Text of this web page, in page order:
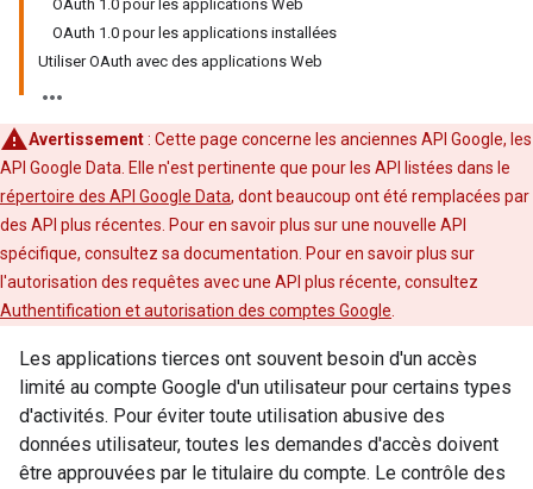
OAuth 1.0 pour les applications Web
OAuth 1.0 pour les applications installées
Utiliser OAuth avec des applications Web
Avertissement: Cette page concerne les anciennes API Google, les
API Google Data. Elle n'est pertinente que pour les API listées dans le
répertoire des API Google Data, dont beaucoup ont été remplacées par
des API plus récentes. Pour en savoir plus sur une nouvelle API
spécifique, consultez sa documentation. Pour en savoir plus sur
l'autorisation des requêtes avec une API plus récente, consultez
Authentification et autorisation des comptes Google
Les applications tierces ont souvent besoin d'un accès
limité au compte Google d'un utilisateur pour certains types
d'activités. Pour éviter toute utilisation abusive des
données utilisateur, toutes les demandes d'accès doivent
être approuvées par le titulaire du compte. Le contrôle des